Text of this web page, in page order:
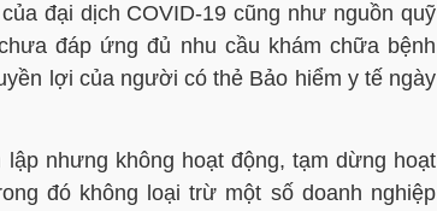
đại dịch COVID-19 cũng như nguồn quỹ
đáp ứng đủ nhu cầu khám chữa bệnh
lợi của người có thẻ Bảo hiểm y tế ngày
nhưng không hoạt động, tạm dừng hoạt
đó không loại trừ một số doanh nghiệp